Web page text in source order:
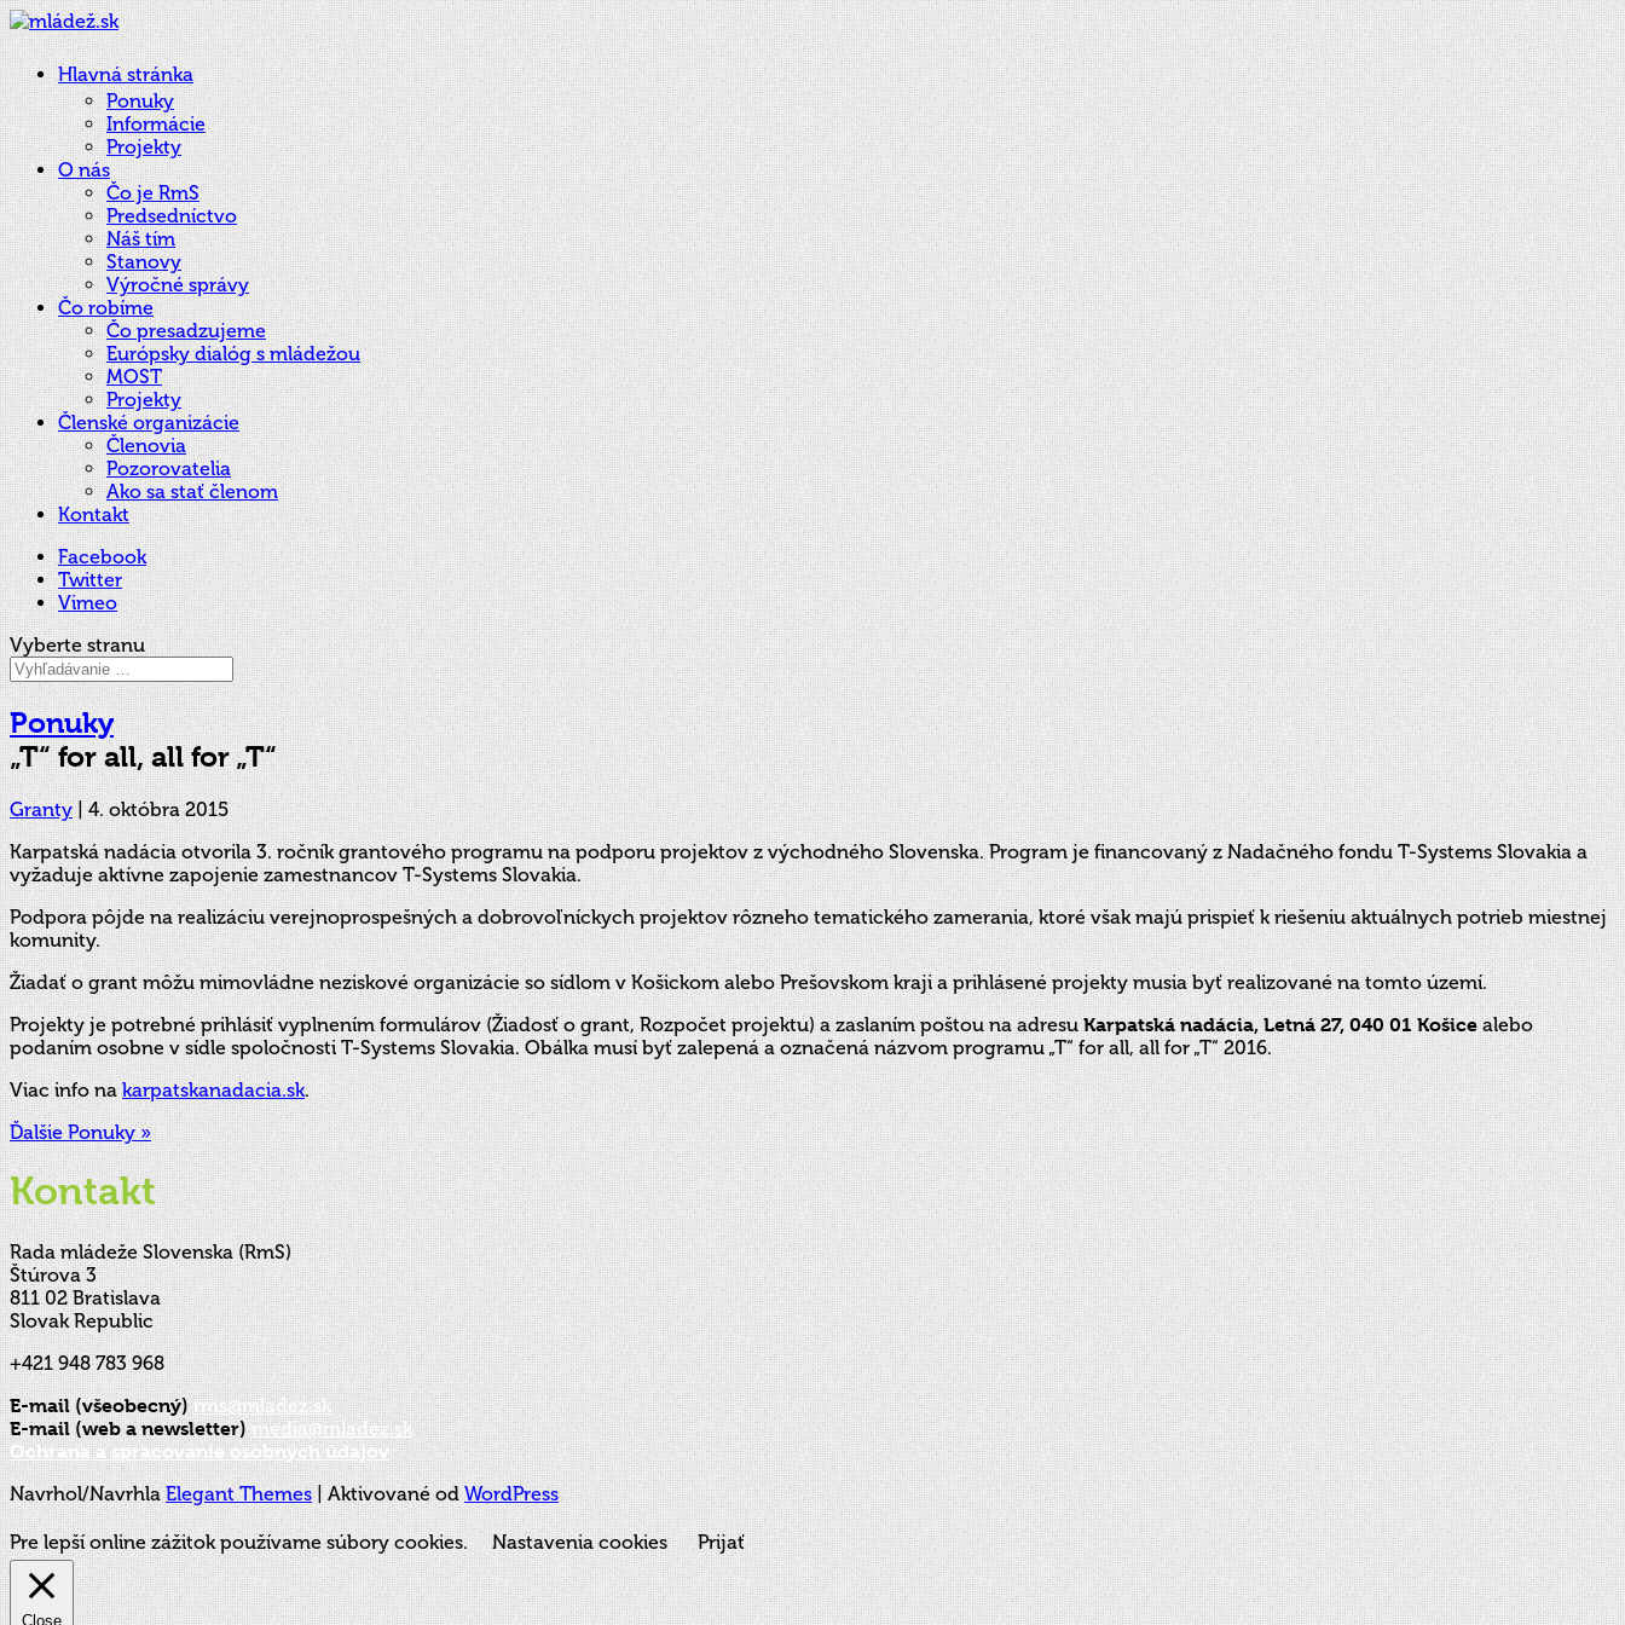
Hlavná stránka
Ponuky
Informácie
Projekty
O nás
Čo je RmS
Predsedníctvo
Náš tím
Stanovy
Výročné správy
Čo robíme
Čo presadzujeme
Európsky dialóg s mládežou
MOST
Projekty
Členské organizácie
Členovia
Pozorovatelia
Ako sa stať členom
Kontakt
Facebook
Twitter
Vimeo
Vyberte stranu
Ponuky
„T“ for all, all for „T“
Granty|4. októbra 2015
Karpatská nadácia otvorila 3. ročník grantového programu na podporu projektov z východného Slovenska. Program je financovaný z Nadačného fondu T-Systems Slovakia a
vyžaduje aktívne zapojenie zamestnancov T-Systems Slovakia.
Podpora pôjde na realizáciu verejnoprospešných a dobrovoľníckych projektov rôzneho tematického zamerania, ktoré však majú prispieť k riešeniu aktuálnych potrieb miestnej
komunity.
Žiadať o grant môžu mimovládne neziskové organizácie so sídlom v Košickom alebo Prešovskom kraji a prihlásené projekty musia byť realizované na tomto území.
Projekty je potrebné prihlásiť vyplnením formulárov (Žiadosť o grant, Rozpočet projektu) a zaslaním poštou na adresuKarpatská nadácia, Letná 27, 040 01 Košice alebo
podaním osobne v sídle spoločnosti T-Systems Slovakia. Obálka musí byť zalepená a označená názvom programu „T“ for all, all for „T“ 2016.
Viac info nakarpatskanadacia.sk.
Ďalšie Ponuky »
Kontakt
Rada mládeže Slovenska (RmS)
Štúrova 3
811 02 Bratislava
Slovak Republic
+421 948 783 968
E-mail (všeobecný)rms@mladez.sk
E-mail (web a newsletter) media@mladez.sk
Ochrana a spracovanie osobných údajov
Navrhol/Navrhla Elegant Themes| Aktivované odWordPress
Pre lepší online zážitok používame súbory cookies. Nastavenia cookies Prijať
Close